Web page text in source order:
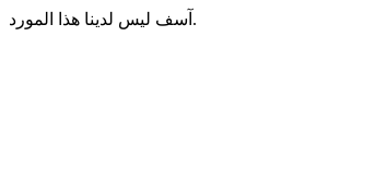
آسف ليس لدينا هذا المورد.